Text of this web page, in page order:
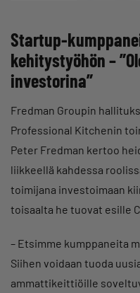
Startup-
kehitystyöhön –
investorina”
Fredman Groupin
Professional Kitchenin
Peter Fredman kertoo
liikkeellä kahdessa
toimijana investoimaan
toisaalta he tuovat esille
– Etsimme kumppaneita
Siihen voidaan tuoda
ammattikeittiöille